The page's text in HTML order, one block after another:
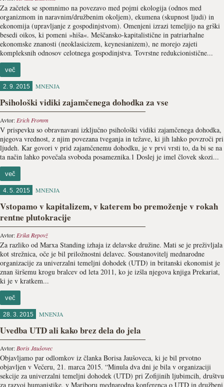
Za začetek se spomnimo na povezavo med pojmi ekologija (odnos med
organizmom in naravnim/družbenim okoljem), ekumena (skupnost ljudi) in
ekonomija (upravljanje z gospodinjstvom). Omenjeni izrazi temeljijo na grški
besedi oikos, ki pomeni »hiša«. Meščansko-kapitalistične in patriarhalne
ekonomske znanosti (neoklasicizem, keynesianizem), ne morejo zajeti
kompleksnih odnosov celotnega gospodinjstva. Tovrstne redukcionistične...
več
2. 9. 2015 MNENJA
Psihološki vidiki zajamčenega dohodka za vse
Avtor: Erich Fromm
V prispevku so obravnavani izključno psihološki vidiki zajamčenega dohodka,
njegova vrednost, z njim povezana tveganja in težave, ki jih lahko povzroči pri
ljudeh. Kar govori v prid zajamčenemu dohodku, je v prvi vrsti to, da bi se na
ta način lahko povečala svoboda posameznika.1 Doslej je imel človek skozi...
več
4. 5. 2015 MNENJA
Vstopamo v kapitalizem, v katerem bo premoženje v rokah
rentne plutokracije
Avtor: Erika Repovž
Za razliko od Marxa Standing izhaja iz delavske družine. Mati se je preživljala
kot strežnica, oče je bil priložnostni delavec. Soustanovitelj mednarodne
organizacije za univerzalni temeljni dohodek (UTD) in britanski ekonomist je
znan širšemu krogu bralcev od leta 2011, ko je izšla njegova knjiga Prekariat,
ki je v kratkem...
več
28. 3. 2015 MNENJA
Uvedba UTD ali kako brez dela do jela
Avtor: Boris Jaušovec
Objavljamo par odlomkov iz članka Borisa Jaušoveca, ki je bil prvotno
objavljen v Večeru, 21. marca 2015. “Minula dva dni je bila v organizaciji
sekcije za univerzalni temeljni dohodek (UTD) pri Zofijinih ljubimcih, društvu
za razvoj humanistike, v Mariboru mednarodna konferenca o UTD in družbeni